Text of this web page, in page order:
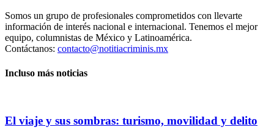
Somos un grupo de profesionales comprometidos con llevarte
información de interés nacional e internacional. Tenemos el mejor
equipo, columnistas de México y Latinoamérica.
Contáctanos: contacto@notitiacriminis.mx
Incluso más noticias
El viaje y sus sombras: turismo, movilidad y delito